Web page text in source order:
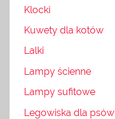
Klocki
Kuwety dla kotów
Lalki
Lampy ścienne
Lampy sufitowe
Legowiska dla psów